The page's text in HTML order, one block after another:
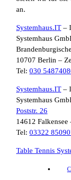
an.
Systemhaus.IT –
Systemhaus
10707 Berlin –
Tel: 030
Systemhaus.IT –
Systemhaus
Poststr. 26
14612 Falkensee
Tel: 03322
Table Tennis